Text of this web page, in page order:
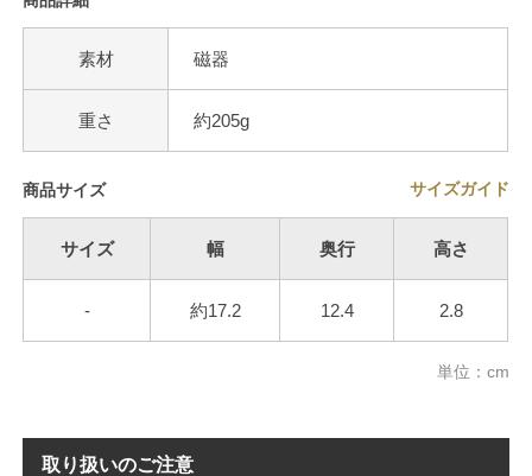
素材 磁器
重さ 約205g
商品サイズ サイズガイド
サイズ 幅 奥行 高さ
- 約17.2 12.4 2.8
単位：cm
取り扱いのご注意